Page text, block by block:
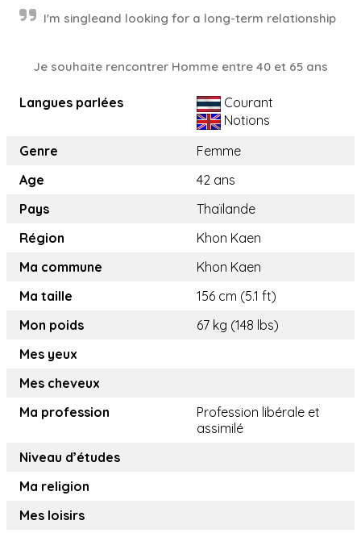
I'm singleand looking for a long-term relationship
Je souhaite rencontrer Homme entre 40 et 65 ans
Langues parlées
Courant
Notions
Genre
Femme
Age
42 ans
Pays
Thaïlande
Région
Khon Kaen
Ma commune
Khon Kaen
Ma taille
156 cm (5.1 ft)
Mon poids
67 kg (148 lbs)
Mes yeux
Mes cheveux
Ma profession
Profession libérale et
assimilé
Niveau d’études
Ma religion
Mes loisirs